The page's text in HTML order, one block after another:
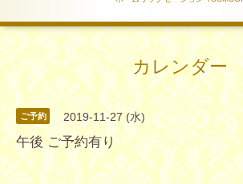
カレンダー
ご予約 2019-11-27 (水)
午後 ご予約有り